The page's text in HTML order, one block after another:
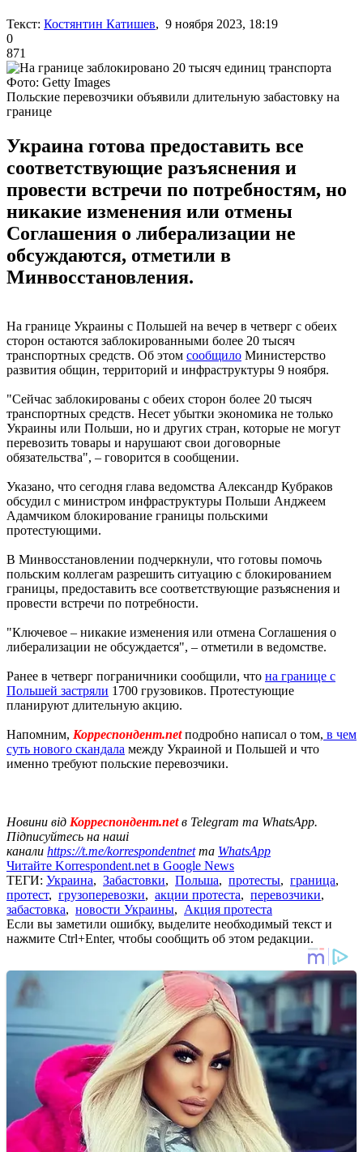
Текст: Костянтин Катишев, 9 ноября 2023, 18:19
0
871
Фото: Getty Images
Польские перевозчики объявили длительную забастовку на
границе
Украина готова предоставить все
соответствующие разъяснения и
провести встречи по потребностям, но
никакие изменения или отмены
Соглашения о либерализации не
обсуждаются, отметили в
Минвосстановления.
На границе Украины с Польшей на вечер в четверг с обеих
сторон остаются заблокированными более 20 тысяч
транспортных средств. Об этом сообщило Министерство
развития общин, территорий и инфраструктуры 9 ноября.
"Сейчас заблокированы с обеих сторон более 20 тысяч
транспортных средств. Несет убытки экономика не только
Украины или Польши, но и других стран, которые не могут
перевозить товары и нарушают свои договорные
обязательства", – говорится в сообщении.
Указано, что сегодня глава ведомства Александр Кубраков
обсудил с министром инфраструктуры Польши Анджеем
Адамчиком блокирование границы польскими
протестующими.
В Минвосстановлении подчеркнули, что готовы помочь
польским коллегам разрешить ситуацию с блокированием
границы, предоставить все соответствующие разъяснения и
провести встречи по потребности.
"Ключевое – никакие изменения или отмена Соглашения о
либерализации не обсуждается", – отметили в ведомстве.
Ранее в четверг пограничники сообщили, что на границе с
Польшей застряли 1700 грузовиков. Протестующие
планируют длительную акцию.
Напомним, Корреспондент.netподробно написал о том, в чем
суть нового скандала между Украиной и Польшей и что
именно требуют польские перевозчики.
Новини від Корреспондент.netв Telegram та WhatsApp.
Підписуйтесь на наші
канали https://t.me/korrespondentnetта WhatsApp
Читайте Korrespondent.net в Google News
ТЕГИ: Украина, Забастовки, Польша, протесты, граница,
протест, грузоперевозки, акции протеста, перевозчики,
забастовка, новости Украины, Акция протеста
Если вы заметили ошибку, выделите необходимый текст и
нажмите Ctrl+Enter, чтобы сообщить об этом редакции.